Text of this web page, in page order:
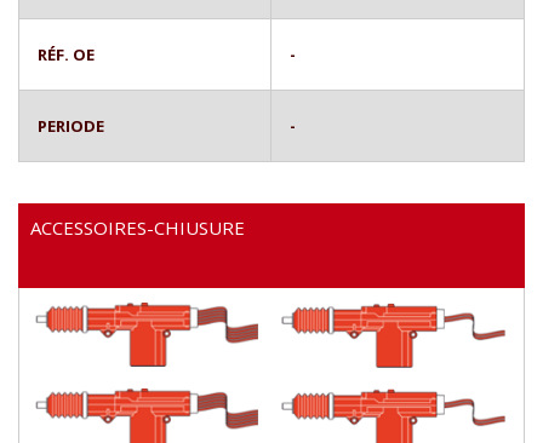
RÉF. OE -
PERIODE -
ACCESSOIRES-CHIUSURE